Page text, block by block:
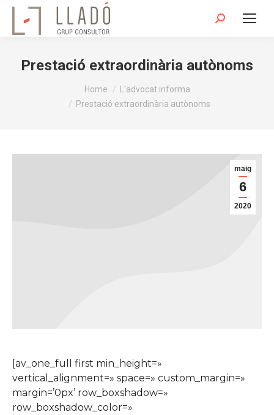
Search:
Prestació extraordinària autònoms
Home
L'advocat informa
Prestació extraordinària autònoms
maig
6
2020
[av_one_full first min_height=»
vertical_alignment=» space=» custom_margin=»
margin=’0px’ row_boxshadow=»
row_boxshadow_color=»